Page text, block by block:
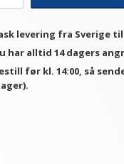
levering fra Sverige
har alltid 14 dagers
før kl. 14:00, så